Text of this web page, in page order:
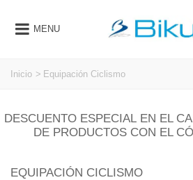
MENU
Inicio > Equipación Ciclismo
DESCUENTO ESPECIAL EN EL
DE PRODUCTOS CON EL
EQUIPACIÓN CICLISMO